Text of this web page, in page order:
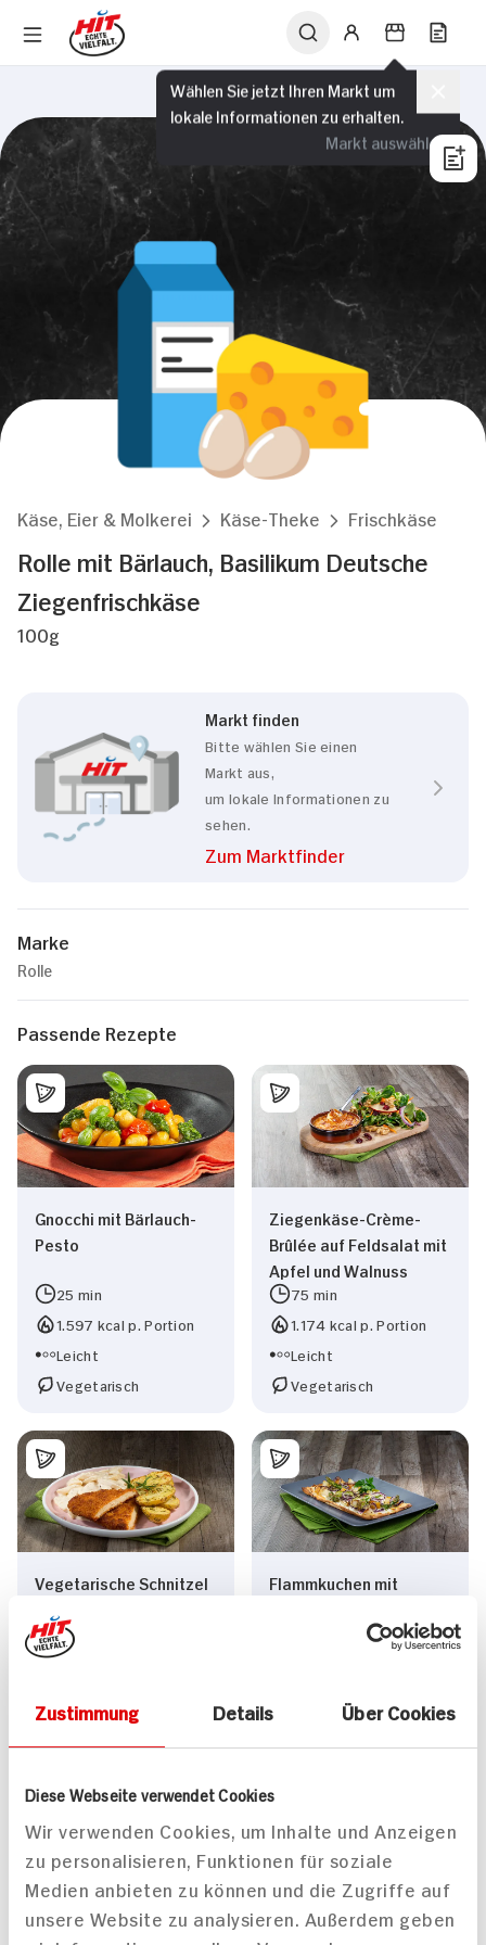
Zustimmung Details Über Cookies
Diese Webseite verwendet Cookies
Wir verwenden Cookies, um Inhalte und Anzeigen
zu personalisieren, Funktionen für soziale
Medien anbieten zu können und die Zugriffe auf
unsere Website zu analysieren. Außerdem geben
Wählen Sie jetzt Ihren Markt um
lokale Informationen zu erhalten.
Markt auswählen
Käse, Eier & Molkerei Käse-Theke Frischkäse
Rolle mit Bärlauch, Basilikum Deutsche
Ziegenfrischkäse
100g
Markt finden
Bitte wählen Sie einen
Markt aus,
um lokale Informationen zu
sehen.
Zum Marktfinder
Marke
Rolle
Passende Rezepte
Gnocchi mit Bärlauch-
Pesto
25 min
1.597 kcal p. Portion
Leicht
Vegetarisch
Ziegenkäse-Crème-
Brûlée auf Feldsalat mit
Apfel und Walnuss
75 min
1.174 kcal p. Portion
Leicht
Vegetarisch
Vegetarische Schnitzel
und
Schwarzwurzelgemüse
55 min
Vegetarisch
Flammkuchen mit
und Ziegenkäse